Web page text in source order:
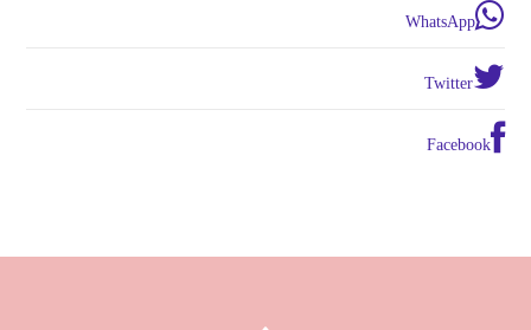
WhatsApp
Twitter
Facebook